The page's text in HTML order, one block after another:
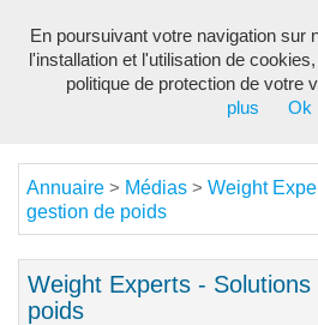
Annuaire > Médias > Weight
gestion de poids
Weight Experts -
poids
En poursuivant votre navigation sur
l'installation et l'utilisation de
politique de protection de votre
plus
Ok